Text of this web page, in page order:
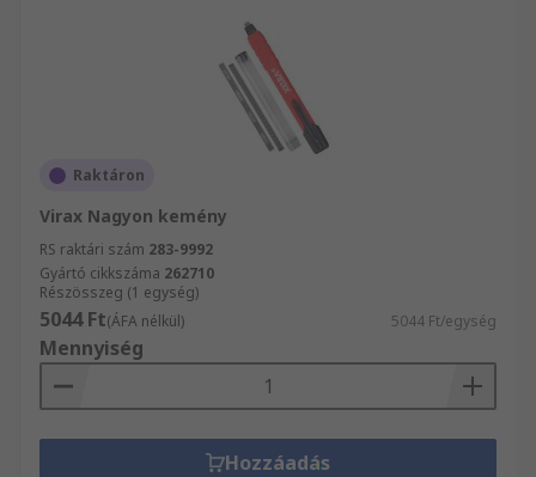
Raktáron
Virax Nagyon kemény
RS raktári szám 283-9992
Gyártó cikkszáma 262710
Részösszeg (1 egység)
5044 Ft(ÁFA nélkül) 5044 Ft/egység
Mennyiség
Hozzáadás